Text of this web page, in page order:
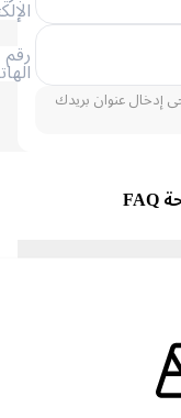
الإلكتروني
الهاتف
عنوان بريدك
Arena
person
called